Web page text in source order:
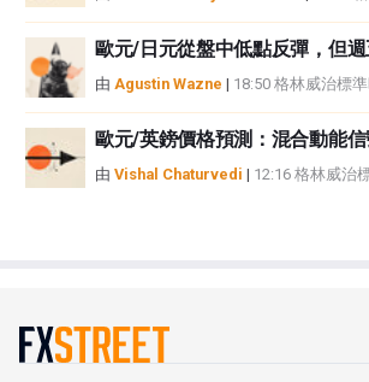
歐元/日元從盤中低點反彈，但
由 Agustin Wazne | 18:50 格林威治標
歐元/英鎊價格預測：混合動能
由 Vishal Chaturvedi | 12:16 格林威治